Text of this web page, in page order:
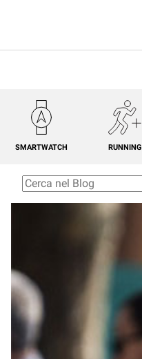
SMARTWATCH RUNNING